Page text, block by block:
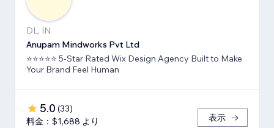
DL, IN
Anupam Mindworks Pvt Ltd
⭐⭐⭐⭐⭐ 5-Star Rated Wix Design Agency Built to Make
Your Brand Feel Human
5.0 (33)
料金：$1,688 より
表示